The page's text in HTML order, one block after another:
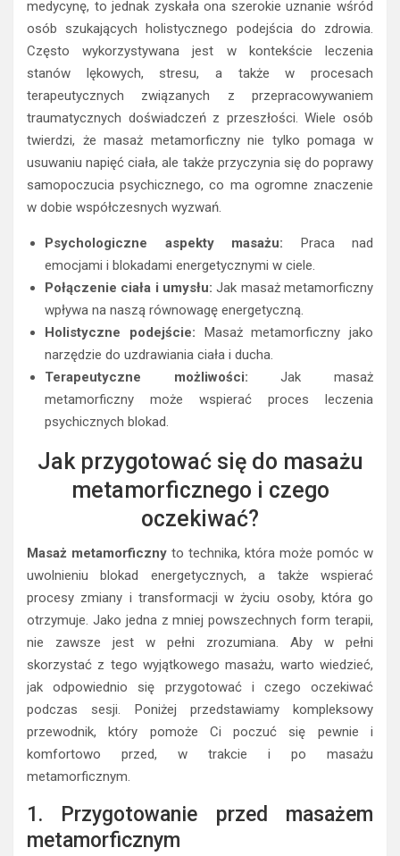
medycynę, to jednak zyskała ona szerokie uznanie wśród
osób szukających holistycznego podejścia do zdrowia.
Często wykorzystywana jest w kontekście leczenia
stanów lękowych, stresu, a także w procesach
terapeutycznych związanych z przepracowywaniem
traumatycznych doświadczeń z przeszłości. Wiele osób
twierdzi, że masaż metamorficzny nie tylko pomaga w
usuwaniu napięć ciała, ale także przyczynia się do poprawy
samopoczucia psychicznego, co ma ogromne znaczenie
w dobie współczesnych wyzwań.
Psychologiczne aspekty masażu: Praca nad
emocjami i blokadami energetycznymi w ciele.
Połączenie ciała i umysłu: Jak masaż metamorficzny
wpływa na naszą równowagę energetyczną.
Holistyczne podejście: Masaż metamorficzny jako
narzędzie do uzdrawiania ciała i ducha.
Terapeutyczne możliwości: Jak masaż
metamorficzny może wspierać proces leczenia
psychicznych blokad.
Jak przygotować się do masażu
metamorficznego i czego
oczekiwać?
Masaż metamorficzny to technika, która może pomóc w
uwolnieniu blokad energetycznych, a także wspierać
procesy zmiany i transformacji w życiu osoby, która go
otrzymuje. Jako jedna z mniej powszechnych form terapii,
nie zawsze jest w pełni zrozumiana. Aby w pełni
skorzystać z tego wyjątkowego masażu, warto wiedzieć,
jak odpowiednio się przygotować i czego oczekiwać
podczas sesji. Poniżej przedstawiamy kompleksowy
przewodnik, który pomoże Ci poczuć się pewnie i
komfortowo przed, w trakcie i po masażu
metamorficznym.
1. Przygotowanie przed masażem
metamorficznym